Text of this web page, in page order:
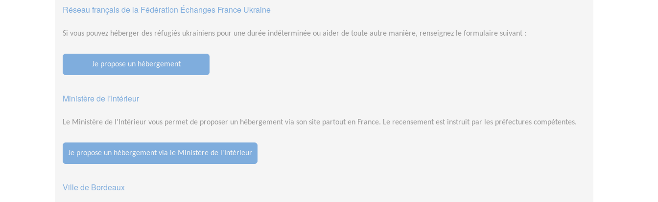
Réseau français de la Fédération Échanges France Ukraine
Si vous pouvez héberger des réfugiés ukrainiens pour une durée indéterminée ou aider de toute autre manière, renseignez le formulaire suivant :
Je propose un hébergement
Ministère de l'Intérieur
Le Ministère de l'Intérieur vous permet de proposer un hébergement via son site partout en France. Le recensement est instruit par les préfectures compétentes.
Je propose un hébergement via le Ministère de l'Intérieur
Ville de Bordeaux